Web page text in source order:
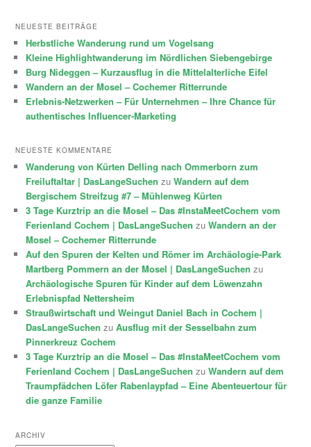
NEUESTE BEITRÄGE
Herbstliche Wanderung rund um Vogelsang
Kleine Highlightwanderung im Nördlichen Siebengebirge
Burg Nideggen – Kurzausflug in die Mittelalterliche Eifel
Wandern an der Mosel – Cochemer Ritterrunde
Erlebnis-Netzwerken – Für Unternehmen – Ihre Chance für
authentisches Influencer-Marketing
NEUESTE KOMMENTARE
Wanderung von Kürten Delling nach Ommerborn zum
Freiluftaltar | DasLangeSuchen zuWandern auf dem
Bergischem Streifzug #7 – Mühlenweg Kürten
3 Tage Kurztrip an die Mosel – Das #InstaMeetCochem vom
Ferienland Cochem | DasLangeSuchen zuWandern an der
Mosel – Cochemer Ritterrunde
Auf den Spuren der Kelten und Römer im Archäologie-Park
Martberg Pommern an der Mosel | DasLangeSuchen zu
Archäologische Spuren für Kinder auf dem Löwenzahn
Erlebnispfad Nettersheim
Straußwirtschaft und Weingut Daniel Bach in Cochem |
DasLangeSuchen zuAusflug mit der Sesselbahn zum
Pinnerkreuz Cochem
3 Tage Kurztrip an die Mosel – Das #InstaMeetCochem vom
Ferienland Cochem | DasLangeSuchen zuWandern auf dem
Traumpfädchen Löfer Rabenlaypfad – Eine Abenteuertour für
die ganze Familie
ARCHIV